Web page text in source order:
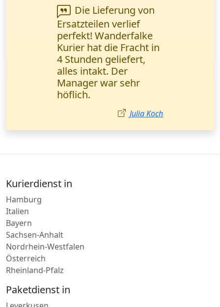
Ihr Service ist eine
echte Rettung in
dringenden
Situationen. Alles läuft
reibungslos, schnell
und bequem. Lisa
Wagner,
Marketingmanagerin
Kurierdienst in
Hamburg
Italien
Bayern
Sachsen-Anhalt
Nordrhein-Westfalen
Österreich
Paketdienst in